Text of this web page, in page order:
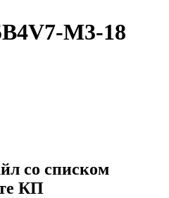
M3-18
со списком
КП